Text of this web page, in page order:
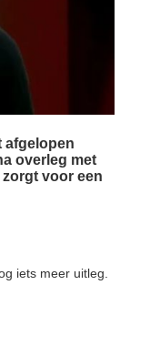
afgelopen
overleg met
voor een
iets meer uitleg.